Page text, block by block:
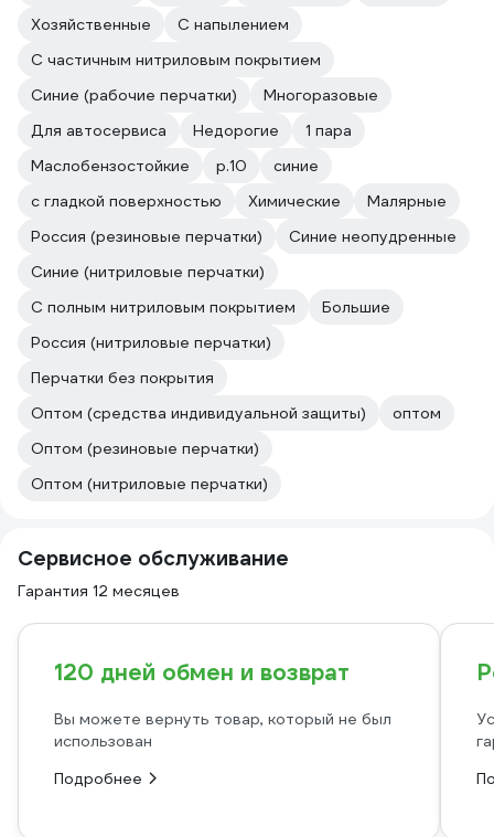
Хозяйственные
С напылением
С частичным нитриловым покрытием
Синие (рабочие перчатки)
Многоразовые
Для автосервиса
Недорогие
1 пара
Маслобензостойкие
р.10
синие
с гладкой поверхностью
Химические
Малярные
Россия (резиновые перчатки)
Синие неопудренные
Синие (нитриловые перчатки)
С полным нитриловым покрытием
Большие
Россия (нитриловые перчатки)
Перчатки без покрытия
Оптом (средства индивидуальной защиты)
оптом
Оптом (резиновые перчатки)
Оптом (нитриловые перчатки)
Сервисное обслуживание
Гарантия 12 месяцев
120 дней обмен и возврат
Вы можете вернуть товар, который не был
использован
Подробнее